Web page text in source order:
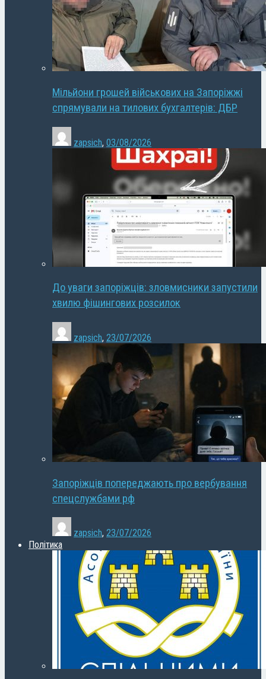
Мільйони грошей військових на Запоріжжі
спрямували на тилових бухгалтерів: ДБР
zapsich, 03/08/2026
До уваги запоріжців: зловмисники запустили
хвилю фішингових розсилок
zapsich, 23/07/2026
Запоріжців попереджають про вербування
спецслужбами рф
zapsich, 23/07/2026
Політика